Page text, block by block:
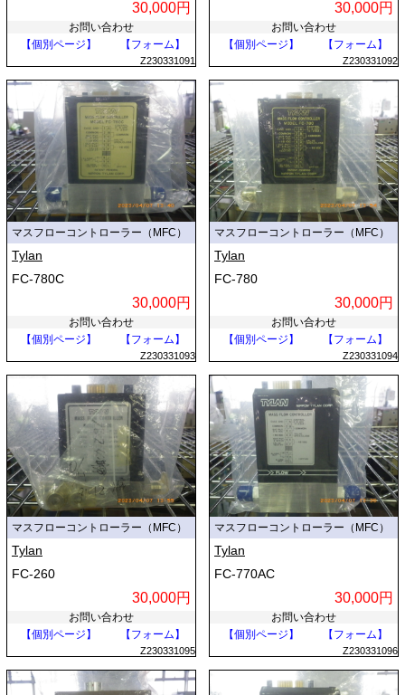
30,000円
お問い合わせ
【個別ページ】
【フォーム】
Z230331091
30,000円
お問い合わせ
【個別ページ】
【フォーム】
Z230331092
マスフローコントローラー（MFC）
Tylan
FC-780C
30,000円
お問い合わせ
【個別ページ】
【フォーム】
Z230331093
マスフローコントローラー（MFC）
Tylan
FC-780
30,000円
お問い合わせ
【個別ページ】
【フォーム】
Z230331094
マスフローコントローラー（MFC）
Tylan
FC-260
30,000円
お問い合わせ
【個別ページ】
【フォーム】
Z230331095
マスフローコントローラー（MFC）
Tylan
FC-770AC
30,000円
お問い合わせ
【個別ページ】
【フォーム】
Z230331096